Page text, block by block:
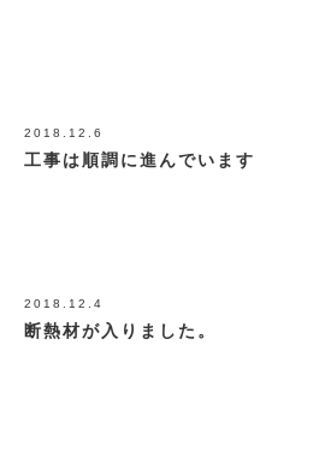
工事は順調に進んでいます
2018.12.6
断熱材が入りました。
2018.12.4